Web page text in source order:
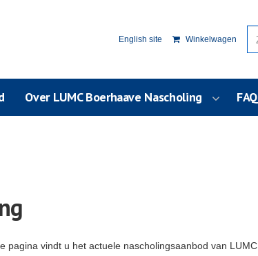
English site Winkelwagen
Over LUMC Boerhaave Nascholing FAQ
pagina vindt u het actuele nascholingsaanbod van LUMC